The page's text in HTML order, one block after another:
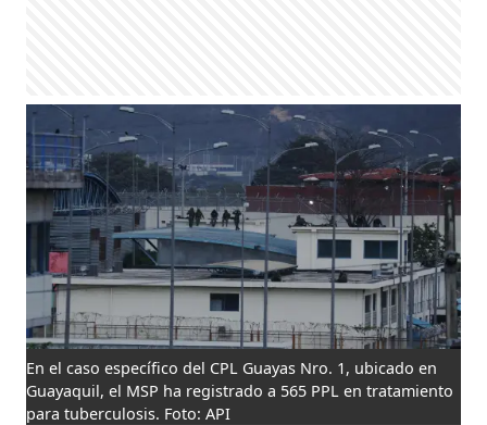
En el caso específico del CPL Guayas Nro. 1, ubicado en
Guayaquil, el MSP ha registrado a 565 PPL en tratamiento
para tuberculosis. Foto: API